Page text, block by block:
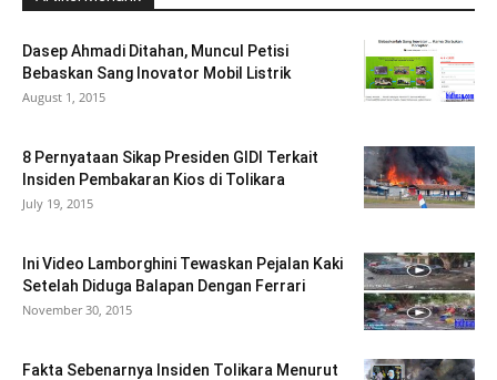
Dasep Ahmadi Ditahan, Muncul Petisi
Bebaskan Sang Inovator Mobil Listrik
August 1, 2015
8 Pernyataan Sikap Presiden GIDI Terkait
Insiden Pembakaran Kios di Tolikara
July 19, 2015
Ini Video Lamborghini Tewaskan Pejalan Kaki
Setelah Diduga Balapan Dengan Ferrari
November 30, 2015
Fakta Sebenarnya Insiden Tolikara Menurut